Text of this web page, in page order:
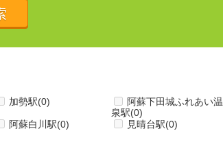
加勢駅(0)
阿蘇下田城ふれあい温
泉駅(0)
阿蘇白川駅(0) 見晴台駅(0)